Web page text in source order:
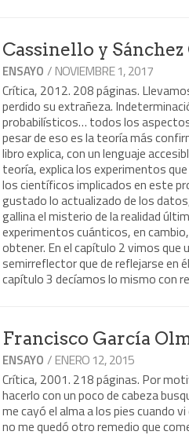
Cassinello y
ENSAYO / NOVIEMBRE 1, 2017
Crítica, 2012. 208 páginas.
perdido su extrañeza.
probabilísticos… todos los
pesar de eso es la teoría más
libro explica, con un lenguaje
teoría, explica los experimentos
los científicos implicados en este
gustado lo actualizado de los
gallina el misterio de la realidad
experimentos cuánticos, en
obtener. En el capítulo 2 vimos
semirreflector que de reflejarse en
capítulo 3 decíamos lo mismo con
Francisco García
ENSAYO / ENERO 12, 2015
Crítica, 2001. 218 páginas. Por
hacerlo con un poco de cabeza
me cayó el alma a los pies cuando
no me quedó otro remedio que